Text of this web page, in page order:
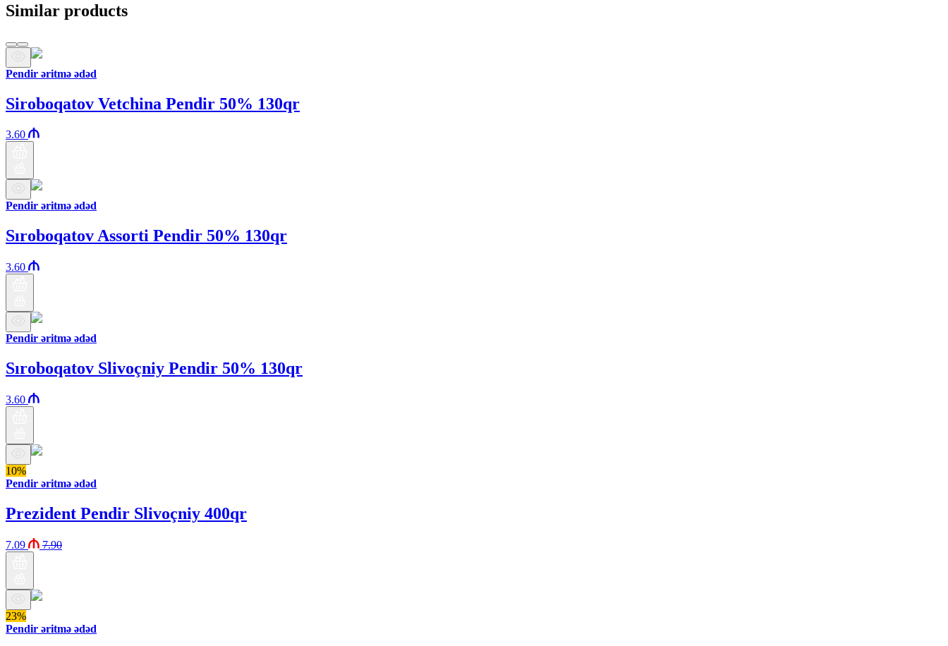
Similar products
Pendir əritmə ədəd
Siroboqatov Vetchina Pendir 50% 130qr
3.60
Pendir əritmə ədəd
Sıroboqatov Assorti Pendir 50% 130qr
3.60
Pendir əritmə ədəd
Sıroboqatov Slivoçniy Pendir 50% 130qr
3.60
10%
Pendir əritmə ədəd
Prezident Pendir Slivoçniy 400qr
7.09 7.90
23%
Pendir əritmə ədəd